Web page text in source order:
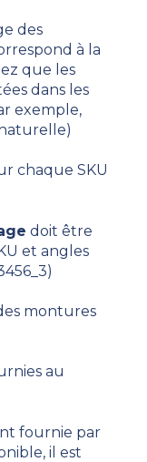
des
à la
que les
dans les
exemple,
chaque SKU
doit être
et angles
montures
au
fournie par
il est